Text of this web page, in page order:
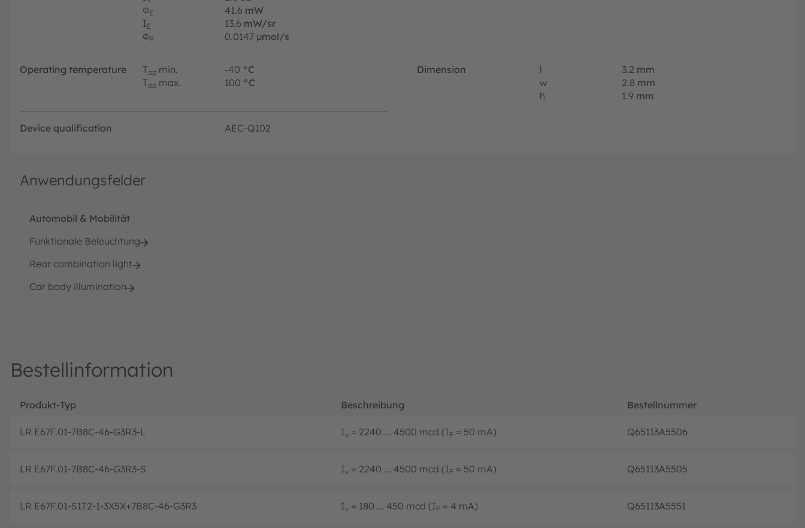
ΦE 41.6 mW
IE 13.6 mW/sr
ΦP 0.0147 µmol/s
Operating temperature Top min. -40 °C
Top max. 100 °C
Dimension l 3.2 mm
w
2.8 mm
h
1.9 mm
Device qualification AEC-Q102
Anwendungsfelder
Automobil & Mobilität
Funktionale Beleuchtung
Rear combination light
Car body illumination
Bestellinformation
Produkt-Typ Beschreibung Bestellnummer
LR E67F.01-7B8C-46-G3R3-L Iv = 2240 ... 4500 mcd (IF = 50 mA) Q65113A5506
LR E67F.01-7B8C-46-G3R3-S Iv = 2240 ... 4500 mcd (IF = 50 mA) Q65113A5505
LR E67F.01-S1T2-1-3X5X+7B8C-46-G3R3 Iv = 180 ... 450 mcd (IF = 4 mA) Q65113A5551